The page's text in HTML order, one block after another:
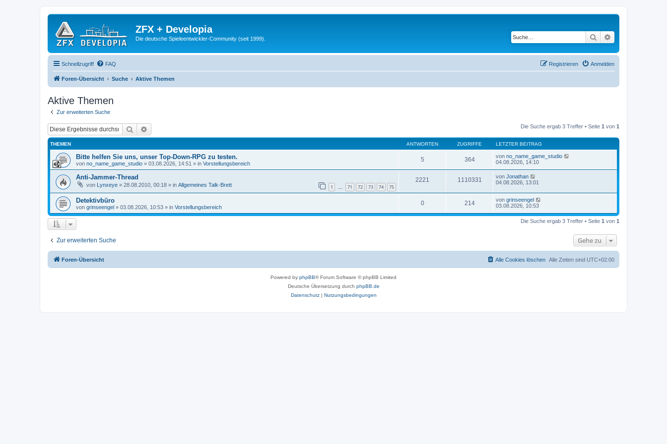
ZFX + Developia
Die deutsche Spieleentwickler-Community (seit 1999). Suche
Schnellzugriff FAQ Anmelden
Registrieren
Foren-Übersicht Suche Aktive Themen
Aktive Themen
Zur erweiterten Suche
Suche Die Suche ergab 3 Treffer • Seite 1 von 1
THEMEN ANTWORTEN ZUGRIFFE LETZTER BEITRAG
Bitte helfen Sie uns, unser Top-Down-RPG zu testen.
von no_name_game_studio » 03.08.2026, 14:51 » in Vorstellungsbereich
5 364 von no_name_game_studio
04.08.2026, 14:10
Anti-Jammer-Thread
von Lynxeye » 28.08.2010, 00:18 » in Allgemeines Talk-Brett 1 … 71 72 73 74 75
2221 1110331 von Jonathan
04.08.2026, 13:01
Detektivbüro
von grinseengel » 03.08.2026, 10:53 » in Vorstellungsbereich
0 214 von grinseengel
03.08.2026, 10:53
Die Suche ergab 3 Treffer • Seite 1 von 1
Zur erweiterten Suche Gehe zu
Foren-Übersicht Alle Zeiten sind UTC+02:00
Alle Cookies löschen
Powered by phpBB® Forum Software © phpBB Limited
Deutsche Übersetzung durch phpBB.de
Datenschutz| Nutzungsbedingungen